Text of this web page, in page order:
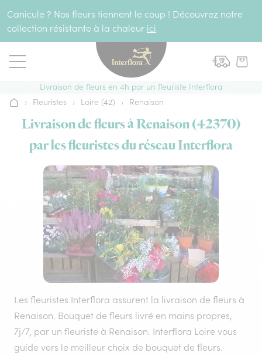
Canicule ? Nos fleurs tiennent le coup ! Découvrez notre
collection résistante à la chaleur ici
Livraison de fleurs en 4h par un fleuriste Interflora
Accueil
› Fleuristes › Loire (42) › Renaison
Livraison de fleurs à Renaison (42370)
par les fleuristes du réseau Interflora
Les fleuristes Interflora assurent la livraison de fleurs à
Renaison. Bouquet de fleurs livré en mains propres,
7j/7, par un fleuriste à Renaison. Interflora Loire vous
guide vers le meilleur choix de bouquet de fleurs.